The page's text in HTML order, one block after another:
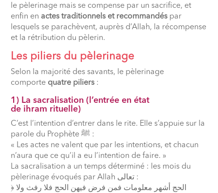
le pèlerinage mais se compense par un sacrifice, et
enfin en actes traditionnels et recommandés par
lesquels se parachèvent, auprès d’Allah, la récompense
et la rétribution du pèlerin.
Les piliers du pèlerinage
Selon la majorité des savants, le pèlerinage
comporte quatre piliers :
1) La sacralisation (l’entrée en état
de ihram rituelle)
C’est l’intention d’entrer dans le rite. Elle s’appuie sur la
parole du Prophèteﷺ :
« Les actes ne valent que par les intentions, et chacun
n’aura que ce qu’il a eu l’intention de faire. »
La sacralisation a un temps déterminé : les mois du
pèlerinage évoqués par Allah تعالى :
﴿ الحج أشهر معلومات فمن فرض فيهن الحج فلا رفث ولا